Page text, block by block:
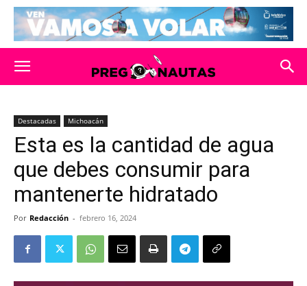
Destacadas Michoacán
Esta es la cantidad de agua
que debes consumir para
mantenerte hidratado
Por Redacción - febrero 16, 2024